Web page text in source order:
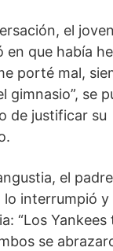
el
en que había
porté mal,
gimnasio”, se
de justificar su
el
lo interrumpió y
“Los Yankees
se